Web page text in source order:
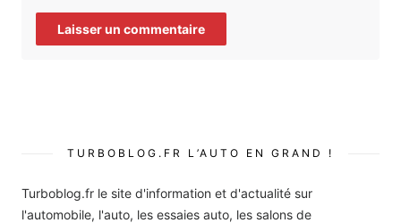
TURBOBLOG.FR L’AUTO EN GRAND !
Turboblog.fr le site d'information et d'actualité sur
l'automobile, l'auto, les essaies auto, les salons de